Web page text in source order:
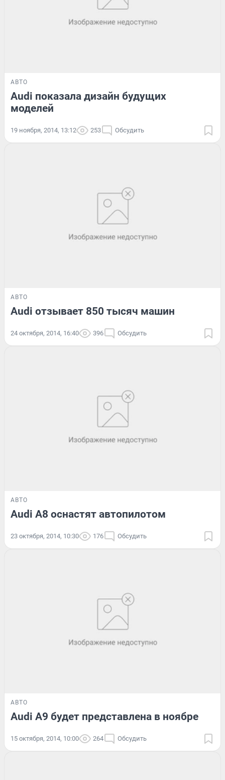
АВТО
Audi показала дизайн будущих
моделей
19 ноября, 2014, 13:12 253 Обсудить
АВТО
Audi отзывает 850 тысяч машин
24 октября, 2014, 16:40 396 Обсудить
АВТО
Audi A8 оснастят автопилотом
23 октября, 2014, 10:30 176 Обсудить
АВТО
Audi А9 будет представлена в ноябре
15 октября, 2014, 10:00 264 Обсудить